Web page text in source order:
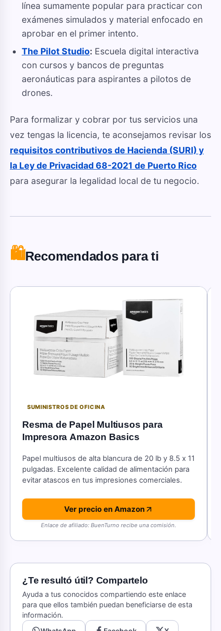
línea sumamente popular para practicar con
exámenes simulados y material enfocado en
aprobar en el primer intento.
The Pilot Studio: Escuela digital interactiva
con cursos y bancos de preguntas
aeronáuticas para aspirantes a pilotos de
drones.
Para formalizar y cobrar por tus servicios una
vez tengas la licencia, te aconsejamos revisar los
requisitos contributivos de Hacienda (SURI) y
la Ley de Privacidad 68-2021 de Puerto Rico
para asegurar la legalidad local de tu negocio.
🛍️Recomendados para ti
SUMINISTROS DE OFICINA
Resma de Papel Multiusos para
Impresora Amazon Basics
Papel multiusos de alta blancura de 20 lb y 8.5 x 11
pulgadas. Excelente calidad de alimentación para
evitar atascos en tus impresiones comerciales.
Ver precio en Amazon
Enlace de afiliado: BuenTurno recibe una comisión.
¿Te resultó útil? Compartelo
Ayuda a tus conocidos compartiendo este enlace
para que ellos también puedan beneficiarse de esta
información.